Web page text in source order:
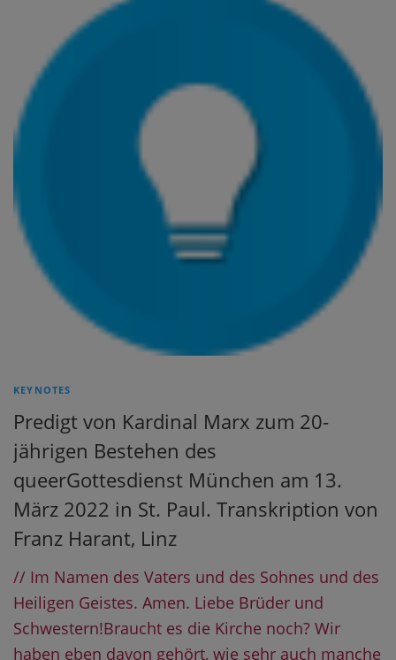
KEYNOTES
Predigt von Kardinal Marx zum 20-
jährigen Bestehen des
queerGottesdienst München am 13.
März 2022 in St. Paul. Transkription von
Franz Harant, Linz
// Im Namen des Vaters und des Sohnes und des
Heiligen Geistes. Amen. Liebe Brüder und
Schwestern!Braucht es die Kirche noch? Wir
haben eben davon gehört, wie sehr auch manche